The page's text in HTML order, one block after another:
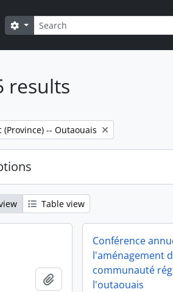
Search
Search options
results
-- Outaouais
Table view
Add to clipboard
Conférence
l'aménagement
communauté
l'outaouais